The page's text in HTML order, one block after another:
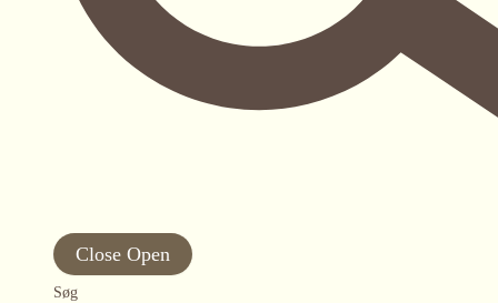
Close Open
Søg